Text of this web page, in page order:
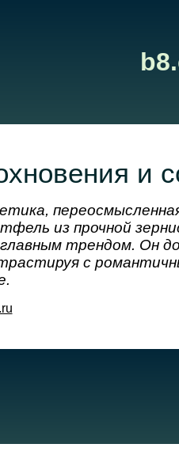
и
из прочной
трендом. Он
с